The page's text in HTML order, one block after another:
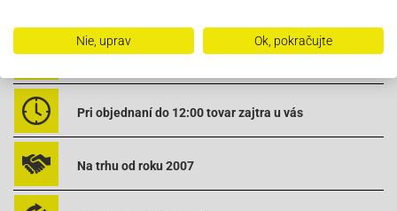
Baotian BT49QT-12D-Hero
Baotian-BT49QT-12E Rocky
Baotian-BT49QT-12F Tanco
Baotian BT49QT-12G-
Baotian BT49QT-12P1-Tiger
Baotian BT49QT-20A2-
Pri objednaní do 12:00 tovar zajtra u vás
Na trhu od roku 2007
Nie, uprav Ok, pokračujte